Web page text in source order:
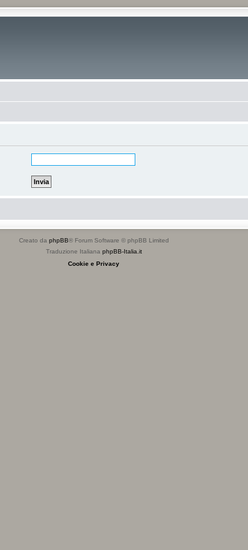
Creato da phpBB® Forum Software © phpBB Limited
Traduzione Italiana phpBB-Italia.it
Cookie e Privacy